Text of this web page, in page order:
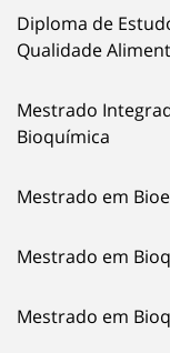
Diploma de
Qualidade
Mestrado
Bioquímica
Mestrado em
Mestrado em
Mestrado em